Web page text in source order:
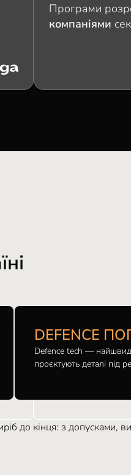
Програми
компаніями
DEFENCE
Defence tech —
проєктують деталі під
до кінця: з допусками,